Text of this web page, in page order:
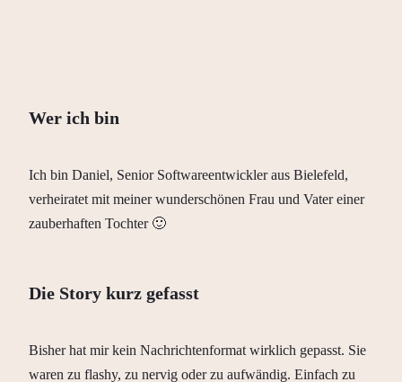
Wer ich bin
Ich bin Daniel, Senior Softwareentwickler aus Bielefeld,
verheiratet mit meiner wunderschönen Frau und Vater einer
zauberhaften Tochter 🙂
Die Story kurz gefasst
Bisher hat mir kein Nachrichtenformat wirklich gepasst. Sie
waren zu flashy, zu nervig oder zu aufwändig. Einfach zu